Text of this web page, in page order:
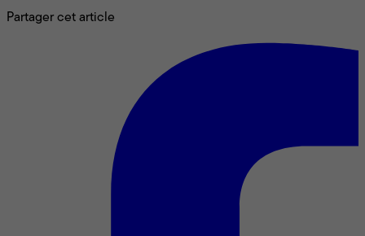
Partager cet article